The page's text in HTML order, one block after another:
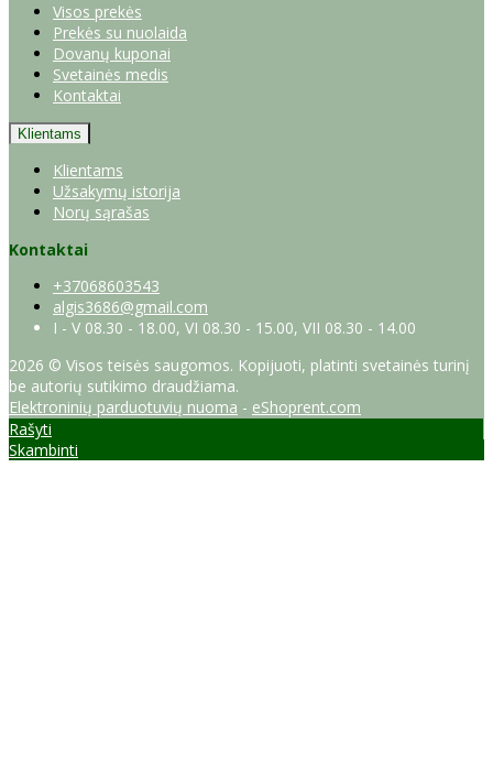
Visos prekės
Prekės su nuolaida
Dovanų kuponai
Svetainės medis
Kontaktai
Klientams
Klientams
Užsakymų istorija
Norų sąrašas
Kontaktai
+37068603543
algis3686@gmail.com
I - V 08.30 - 18.00, VI 08.30 - 15.00, VII 08.30 - 14.00
2026 © Visos teisės saugomos. Kopijuoti, platinti svetainės turinį
be autorių sutikimo draudžiama.
Elektroninių parduotuvių nuoma - eShoprent.com
Rašyti
Skambinti